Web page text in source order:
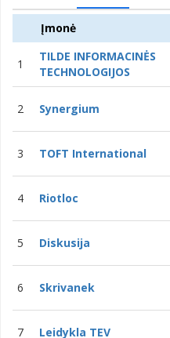
Įmonė
1
TILDE INFORMACINĖS
TECHNOLOGIJOS
2 Synergium
3 TOFT International
4 Riotloc
5 Diskusija
6 Skrivanek
7 Leidykla TEV